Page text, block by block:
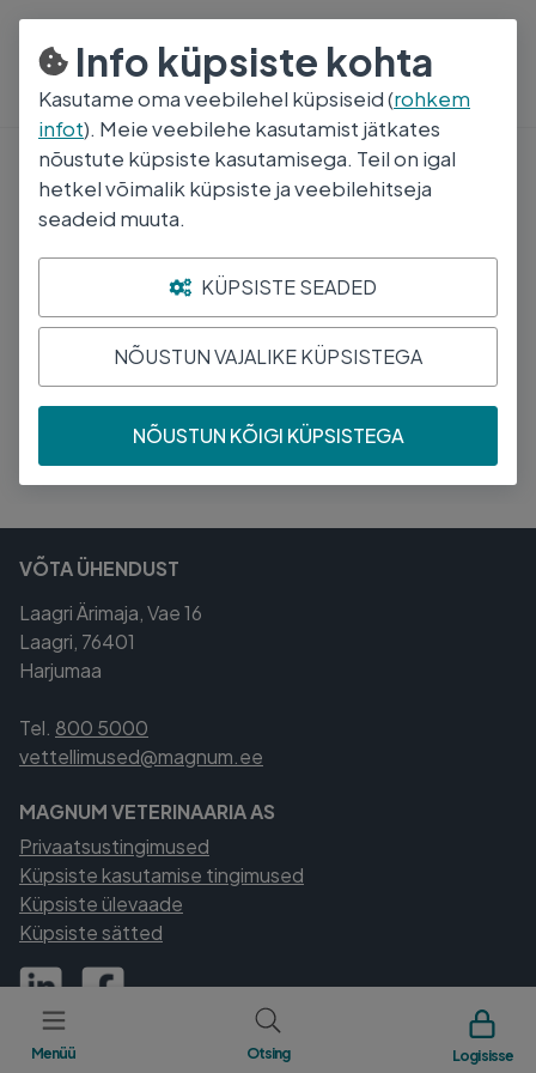
E-R 8:30-17:00
Menüü Otsing Logi sisse
Resorbeeruv õmblusmaterjal
Haavavõrk
Järjesta
Ei leidnud midagi
Palun proovige teist märksõna või kategooriat.
VÕTA ÜHENDUST
Laagri Ärimaja, Vae 16
Laagri, 76401
Harjumaa
Tel. 800 5000
vettellimused@magnum.ee
MAGNUM VETERINAARIA AS
Privaatsustingimused
Küpsiste kasutamise tingimused
Küpsiste ülevaade
Küpsiste sätted
Info küpsiste kohta
Kasutame oma veebilehel küpsiseid (rohkem
infot). Meie veebilehe kasutamist jätkates
nõustute küpsiste kasutamisega. Teil on igal
hetkel võimalik küpsiste ja veebilehitseja
seadeid muuta.
KÜPSISTE SEADED
NÕUSTUN VAJALIKE KÜPSISTEGA
NÕUSTUN KÕIGI KÜPSISTEGA